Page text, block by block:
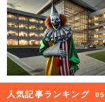
人気記事ランキング